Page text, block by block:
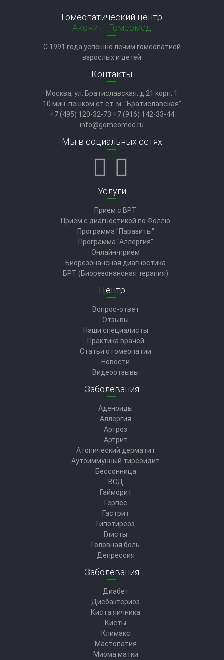
Гомеопатический центр
Аконит - Гомеомед
C 1991 года успешно лечим гомеопатией
взрослых и детей
Контакты
Москва, ул. Братиславская, д.21 корп. 1
10 мин. пешком от ст. м. "Братиславская"
+7 (495) 120-32-73 +7 (916) 142-33-44
info@gomeomed.ru
Мы в социальных сетях
Услуги
Прием с ВРТ
Прием с диагностикой по Фоллю
Программа "Паразиты"
Программа "Аллергия"
Онлайн-прием
Биорезонансная диагностика
БРТ (Биорезонансная терапия)
Центр
Вопрос-ответ
Отзывы
Наши специалисты
Практика врачей
Статьи о гомеопатии
Новости
Видеоотзывы
Заболевания
Аденоиды
Аллергия
Артроз
Артрит
Атопический дерматит
Аутоиммунный тиреоидит
Бессонница
ВСД
Гайморит
Герпес
Гастрит
Гипотиреоз
Глисты
Головная боль
Депрессия
Заболевания
Диабет
Дисбактериоз
Киста яичника
Кисты
Климакс
Мастопатия
Миома матки